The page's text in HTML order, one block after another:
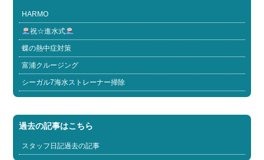
HARMO
祝☆進水式
蝶の熱中症対策
富浦クルージング
シーガル7海水ストレーナー掃除
過去の記事はこちら
スタッフ日記過去の記事